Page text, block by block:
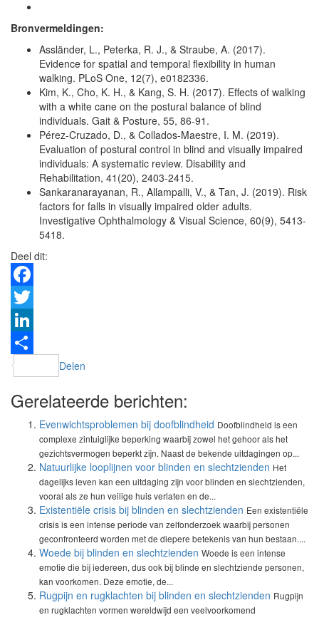
Bronvermeldingen:
Assländer, L., Peterka, R. J., & Straube, A. (2017).
Evidence for spatial and temporal flexibility in human
walking. PLoS One, 12(7), e0182336.
Kim, K., Cho, K. H., & Kang, S. H. (2017). Effects of walking
with a white cane on the postural balance of blind
individuals. Gait & Posture, 55, 86-91.
Pérez-Cruzado, D., & Collados-Maestre, I. M. (2019).
Evaluation of postural control in blind and visually impaired
individuals: A systematic review. Disability and
Rehabilitation, 41(20), 2403-2415.
Sankaranarayanan, R., Allampalli, V., & Tan, J. (2019). Risk
factors for falls in visually impaired older adults.
Investigative Ophthalmology & Visual Science, 60(9), 5413-
5418.
Deel dit:
Facebook
Twitter
LinkedIn
Delen
Gerelateerde berichten:
Evenwichtsproblemen bij doofblindheid Doofblindheid is een
complexe zintuiglijke beperking waarbij zowel het gehoor als het
gezichtsvermogen beperkt zijn. Naast de bekende uitdagingen op...
Natuurlijke looplijnen voor blinden en slechtzienden Het
dagelijks leven kan een uitdaging zijn voor blinden en slechtzienden,
vooral als ze hun veilige huis verlaten en de...
Existentiële crisis bij blinden en slechtzienden Een existentiële
crisis is een intense periode van zelfonderzoek waarbij personen
geconfronteerd worden met de diepere betekenis van hun bestaan....
Woede bij blinden en slechtzienden Woede is een intense
emotie die bij iedereen, dus ook bij blinde en slechtziende personen,
kan voorkomen. Deze emotie, de...
Rugpijn en rugklachten bij blinden en slechtzienden Rugpijn
en rugklachten vormen wereldwijd een veelvoorkomend